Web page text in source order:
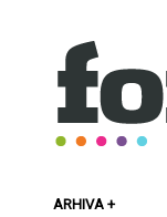
ARHIVA +